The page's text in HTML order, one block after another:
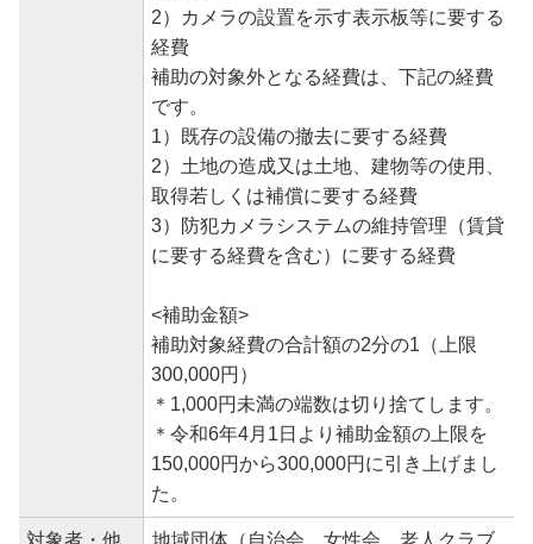
2）カメラの設置を示す表示板等に要する
経費
補助の対象外となる経費は、下記の経費
です。
1）既存の設備の撤去に要する経費
2）土地の造成又は土地、建物等の使用、
取得若しくは補償に要する経費
3）防犯カメラシステムの維持管理（賃貸
に要する経費を含む）に要する経費
<補助金額>
補助対象経費の合計額の2分の1（上限
300,000円）
＊1,000円未満の端数は切り捨てします。
＊令和6年4月1日より補助金額の上限を
150,000円から300,000円に引き上げまし
た。
対象者・他
地域団体（自治会、女性会、老人クラブ